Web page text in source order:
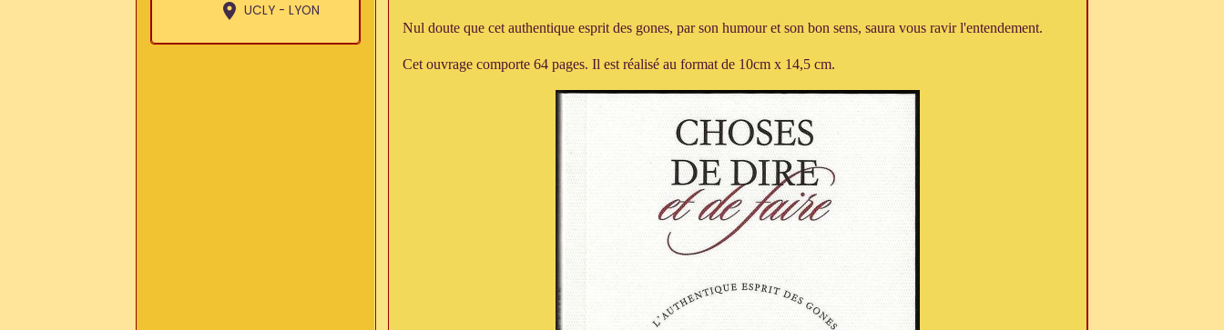
Nul doute que cet authentique esprit des gones, par son humour et son bon sens, saura vous ravir l'entendement.
Cet ouvrage comporte 64 pages.Il est réalisé au format de 10cm x 14,5 cm.
UCLY - LYON